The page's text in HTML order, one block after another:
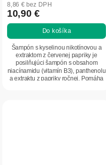
8,86 € bez DPH
10,90 €
Do košíka
Šampón s kyselinou nikotínovou a
extraktom z červenej papriky je
posilňujúci šampón s obsahom
niacínamidu (vitamín B3), panthenolu
a extraktu z papriky ročnej. Pomáha